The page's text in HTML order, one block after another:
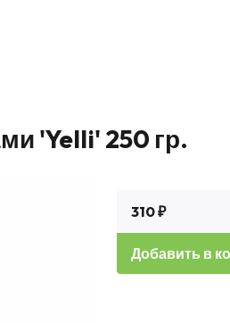
'Yelli' 250 гр.
310 ₽
Добавить в